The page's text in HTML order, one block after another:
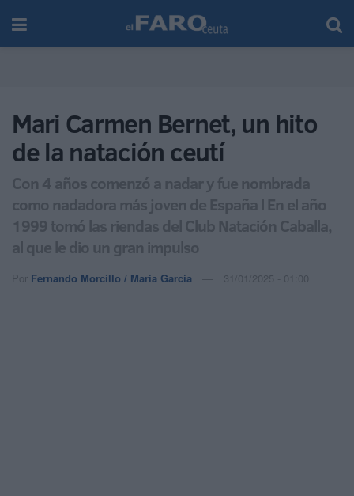
Mari Carmen Bernet, un hito
de la natación ceutí
Con 4 años comenzó a nadar y fue nombrada
como nadadora más joven de España l En el año
1999 tomó las riendas del Club Natación Caballa,
al que le dio un gran impulso
Por Fernando Morcillo / María García 31/01/2025 - 01:00